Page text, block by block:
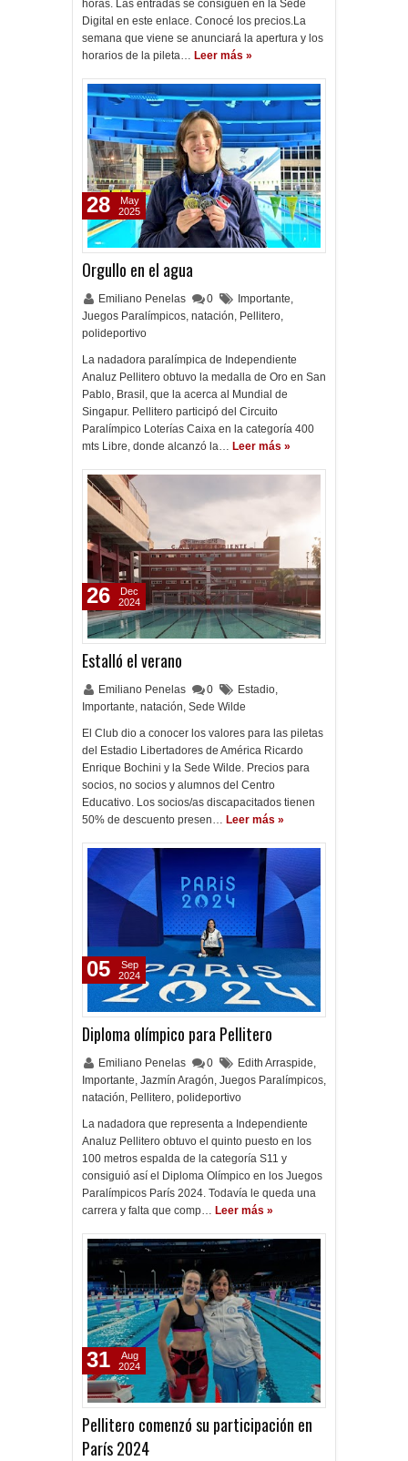
horas. Las entradas se consiguen en la Sede
Digital en este enlace. Conocé los precios.La
semana que viene se anunciará la apertura y los
horarios de la pileta… Leer más »
Orgullo en el agua
Emiliano Penelas 0 Importante,
Juegos Paralímpicos, natación, Pellitero,
polideportivo
La nadadora paralímpica de Independiente
Analuz Pellitero obtuvo la medalla de Oro en San
Pablo, Brasil, que la acerca al Mundial de
Singapur. Pellitero participó del Circuito
Paralímpico Loterías Caixa en la categoría 400
mts Libre, donde alcanzó la… Leer más »
28
May
2025
Estalló el verano
Emiliano Penelas 0 Estadio,
Importante, natación, Sede Wilde
El Club dio a conocer los valores para las piletas
del Estadio Libertadores de América Ricardo
Enrique Bochini y la Sede Wilde. Precios para
socios, no socios y alumnos del Centro
Educativo. Los socios/as discapacitados tienen
50% de descuento presen… Leer más »
26
Dec
2024
Diploma olímpico para Pellitero
Emiliano Penelas 0 Edith Arraspide,
Importante, Jazmín Aragón, Juegos Paralímpicos,
natación, Pellitero, polideportivo
La nadadora que representa a Independiente
Analuz Pellitero obtuvo el quinto puesto en los
100 metros espalda de la categoría S11 y
consiguió así el Diploma Olímpico en los Juegos
Paralímpicos París 2024. Todavía le queda una
carrera y falta que comp… Leer más »
05
Sep
2024
Pellitero comenzó su participación en
París 2024
31
Aug
2024